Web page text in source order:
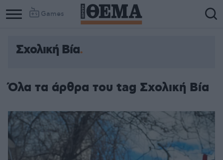
Games
Σχολική Βία
Όλα τα άρθρα του tag Σχολική Βία